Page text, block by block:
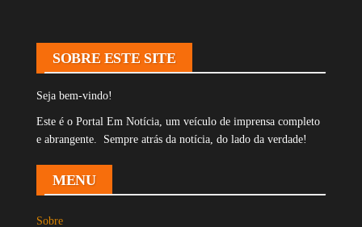
SOBRE ESTE SITE
Seja bem-vindo!
Este é o Portal Em Notícia, um veículo de imprensa completo
e abrangente. Sempre atrás da notícia, do lado da verdade!
MENU
Sobre